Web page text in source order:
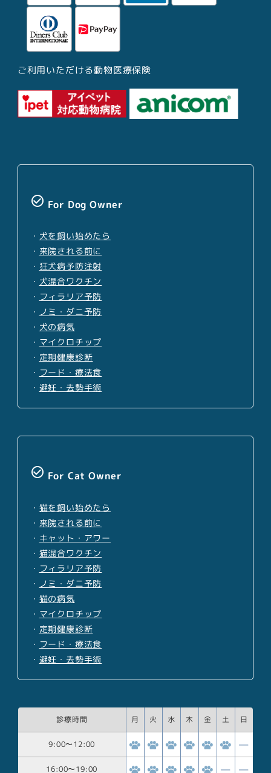
ご利用いただける動物医療保険
check_circle_outline For Dog Owner
・ 犬を飼い始めたら
・ 来院される前に
・ 狂犬病予防注射
・ 犬混合ワクチン
・ フィラリア予防
・ ノミ・ダニ予防
・ 犬の病気
・ マイクロチップ
・ 定期健康診断
・ フード・療法食
・ 避妊・去勢手術
check_circle_outline For Cat Owner
・ 猫を飼い始めたら
・ 来院される前に
・ キャット・アワー
・ 猫混合ワクチン
・ フィラリア予防
・ ノミ・ダニ予防
・ 猫の病気
・ マイクロチップ
・ 定期健康診断
・ フード・療法食
・ 避妊・去勢手術
診療時間 月 火 水 木 金 土 日
9:00〜12:00
16:00〜19:00